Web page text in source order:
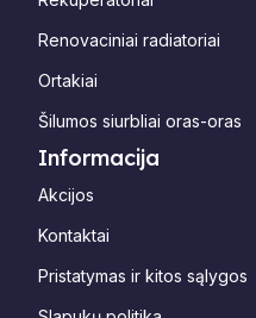
Renovaciniai radiatoriai
Ortakiai
Šilumos siurbliai oras-oras
Informacija
Akcijos
Kontaktai
Pristatymas ir kitos sąlygos